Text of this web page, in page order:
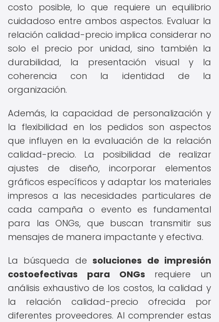
costo posible, lo que requiere un equilibrio
cuidadoso entre ambos aspectos. Evaluar la
relación calidad-precio implica considerar no
solo el precio por unidad, sino también la
durabilidad, la presentación visual y la
coherencia con la identidad de la
organización.
Además, la capacidad de personalización y
la flexibilidad en los pedidos son aspectos
que influyen en la evaluación de la relación
calidad-precio. La posibilidad de realizar
ajustes de diseño, incorporar elementos
gráficos específicos y adaptar los materiales
impresos a las necesidades particulares de
cada campaña o evento es fundamental
para las ONGs, que buscan transmitir sus
mensajes de manera impactante y efectiva.
La búsqueda desoluciones de impresión
costoefectivas para ONGs requiere un
análisis exhaustivo de los costos, la calidad y
la relación calidad-precio ofrecida por
diferentes proveedores. Al comprender estas